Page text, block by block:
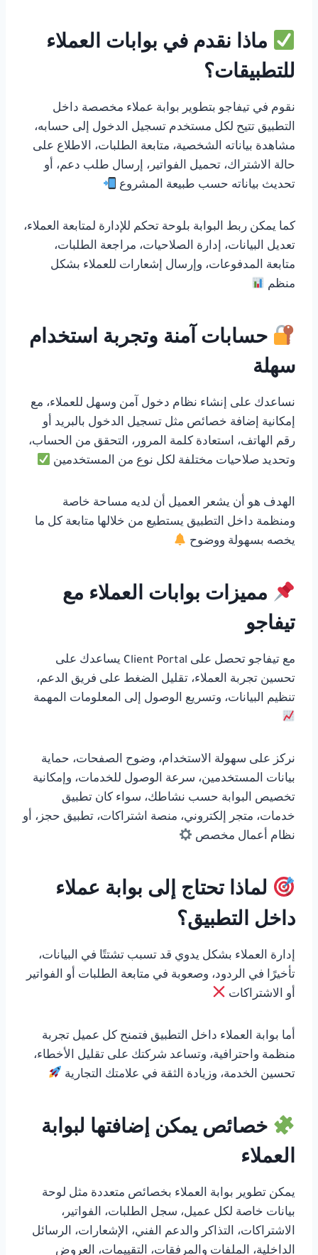
ماذا نقدم في بوابات العملاء
للتطبيقات؟
نقوم في تيفاجو بتطوير بوابة عملاء مخصصة داخل
التطبيق تتيح لكل مستخدم تسجيل الدخول إلى حسابه،
مشاهدة بياناته الشخصية، متابعة الطلبات، الاطلاع على
حالة الاشتراك، تحميل الفواتير، إرسال طلب دعم، أو
تحديث بياناته حسب طبيعة المشروع
كما يمكن ربط البوابة بلوحة تحكم للإدارة لمتابعة العملاء،
تعديل البيانات، إدارة الصلاحيات، مراجعة الطلبات،
متابعة المدفوعات، وإرسال إشعارات للعملاء بشكل
منظم
حسابات آمنة وتجربة استخدام
سهلة
نساعدك على إنشاء نظام دخول آمن وسهل للعملاء، مع
إمكانية إضافة خصائص مثل تسجيل الدخول بالبريد أو
رقم الهاتف، استعادة كلمة المرور، التحقق من الحساب،
وتحديد صلاحيات مختلفة لكل نوع من المستخدمين
الهدف هو أن يشعر العميل أن لديه مساحة خاصة
ومنظمة داخل التطبيق يستطيع من خلالها متابعة كل ما
يخصه بسهولة ووضوح
مميزات بوابات العملاء مع
تيفاجو
مع تيفاجو تحصل على Client Portal يساعدك على
تحسين تجربة العملاء، تقليل الضغط على فريق الدعم،
تنظيم البيانات، وتسريع الوصول إلى المعلومات المهمة
نركز على سهولة الاستخدام، وضوح الصفحات، حماية
بيانات المستخدمين، سرعة الوصول للخدمات، وإمكانية
تخصيص البوابة حسب نشاطك، سواء كان تطبيق
خدمات، متجر إلكتروني، منصة اشتراكات، تطبيق حجز، أو
نظام أعمال مخصص
لماذا تحتاج إلى بوابة عملاء
داخل التطبيق؟
إدارة العملاء بشكل يدوي قد تسبب تشتتًا في البيانات،
تأخيرًا في الردود، وصعوبة في متابعة الطلبات أو الفواتير
أو الاشتراكات
أما بوابة العملاء داخل التطبيق فتمنح كل عميل تجربة
منظمة واحترافية، وتساعد شركتك على تقليل الأخطاء،
تحسين الخدمة، وزيادة الثقة في علامتك التجارية
خصائص يمكن إضافتها لبوابة
العملاء
يمكن تطوير بوابة العملاء بخصائص متعددة مثل لوحة
بيانات خاصة لكل عميل، سجل الطلبات، الفواتير،
الاشتراكات، التذاكر والدعم الفني، الإشعارات، الرسائل
الداخلية، الملفات والمرفقات، التقييمات، العروض